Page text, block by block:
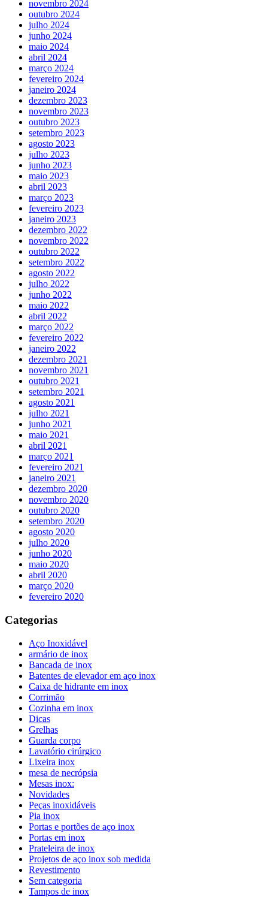
novembro 2024
outubro 2024
julho 2024
junho 2024
maio 2024
abril 2024
março 2024
fevereiro 2024
janeiro 2024
dezembro 2023
novembro 2023
outubro 2023
setembro 2023
agosto 2023
julho 2023
junho 2023
maio 2023
abril 2023
março 2023
fevereiro 2023
janeiro 2023
dezembro 2022
novembro 2022
outubro 2022
setembro 2022
agosto 2022
julho 2022
junho 2022
maio 2022
abril 2022
março 2022
fevereiro 2022
janeiro 2022
dezembro 2021
novembro 2021
outubro 2021
setembro 2021
agosto 2021
julho 2021
junho 2021
maio 2021
abril 2021
março 2021
fevereiro 2021
janeiro 2021
dezembro 2020
novembro 2020
outubro 2020
setembro 2020
agosto 2020
julho 2020
junho 2020
maio 2020
abril 2020
março 2020
fevereiro 2020
Categorias
Aço Inoxidável
armário de inox
Bancada de inox
Batentes de elevador em aço inox
Caixa de hidrante em inox
Corrimão
Cozinha em inox
Dicas
Grelhas
Guarda corpo
Lavatório cirúrgico
Lixeira inox
mesa de necrópsia
Mesas inox:
Novidades
Peças inoxidáveis
Pia inox
Portas e portões de aço inox
Portas em inox
Prateleira de inox
Projetos de aço inox sob medida
Revestimento
Sem categoria
Tampos de inox